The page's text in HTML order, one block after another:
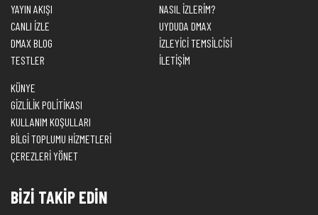
YAYIN AKIŞI
CANLI İZLE
DMAX BLOG
TESTLER
NASIL İZLERİM?
UYDUDA DMAX
İZLEYİCİ TEMSİLCİSİ
İLETİŞİM
KÜNYE
GİZLİLİK POLİTİKASI
KULLANIM KOŞULLARI
BİLGİ TOPLUMU HİZMETLERİ
ÇEREZLERİ YÖNET
BİZİ TAKİP EDİN